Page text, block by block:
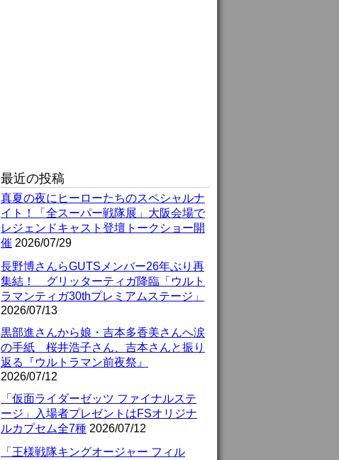
最近の投稿
真夏の夜にヒーローたちのスペシャルナ
イト！「全スーパー戦隊展」大阪会場で
レジェンドキャスト登壇トークショー開
催 2026/07/29
長野博さんらGUTSメンバー26年ぶり再
集結！ グリッターティガ降臨「ウルト
ラマンティガ30thプレミアムステージ」
2026/07/13
黒部進さんから娘・吉本多香美さんへ涙
の手紙 桜井浩子さん、吉本さんと振り
返る『ウルトラマン前夜祭』
2026/07/12
「仮面ライダーゼッツ ファイナルステ
ージ」入場者プレゼントはFSオリジナ
ルカプセム全7種 2026/07/12
「王様戦隊キングオージャー フィル